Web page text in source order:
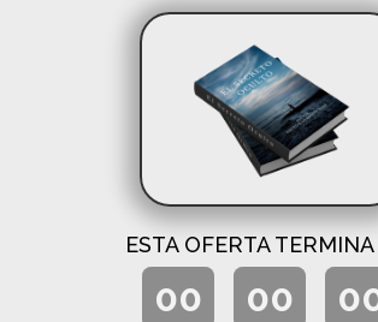
ESTA OFERTA TERMINA
00 00